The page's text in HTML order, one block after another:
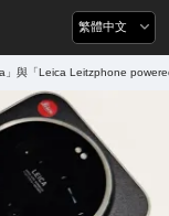
繁體中文
」與「Leica Leitzphone